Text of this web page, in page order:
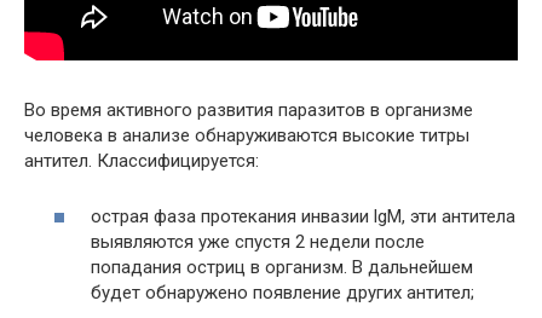
Во время активного развития паразитов в организме
человека в анализе обнаруживаются высокие титры
антител. Классифицируется:
острая фаза протекания инвазии lgM, эти антитела
выявляются уже спустя 2 недели после
попадания остриц в организм. В дальнейшем
будет обнаружено появление других антител;